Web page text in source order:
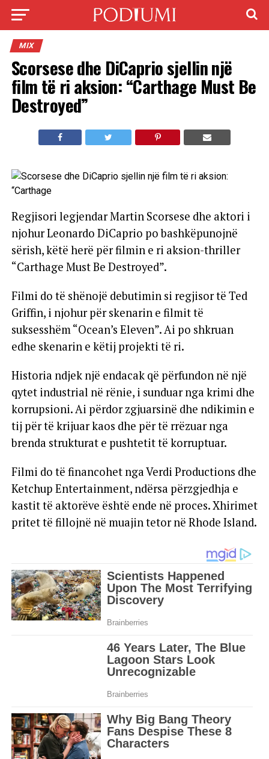
MIX
Scorsese dhe DiCaprio sjellin një
film të ri aksion: “Carthage Must Be
Destroyed”
Regjisori legjendar Martin Scorsese dhe aktori i
njohur Leonardo DiCaprio po bashkëpunojnë
sërish, këtë herë për filmin e ri aksion-thriller
“Carthage Must Be Destroyed”.
Filmi do të shënojë debutimin si regjisor të Ted
Griffin, i njohur për skenarin e filmit të
suksesshëm “Ocean’s Eleven”. Ai po shkruan
edhe skenarin e këtij projekti të ri.
Historia ndjek një endacak që përfundon në një
qytet industrial në rënie, i sunduar nga krimi dhe
korrupsioni. Ai përdor zgjuarsinë dhe ndikimin e
tij për të krijuar kaos dhe për të rrëzuar nga
brenda strukturat e pushtetit të korruptuar.
Filmi do të financohet nga Verdi Productions dhe
Ketchup Entertainment, ndërsa përzgjedhja e
kastit të aktorëve është ende në proces. Xhirimet
pritet të fillojnë në muajin tetor në Rhode Island.